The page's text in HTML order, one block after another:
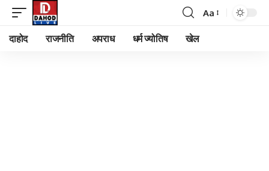
Font
Aa
दाहोद राजनीति अपराध धर्म ज्योतिष खेल